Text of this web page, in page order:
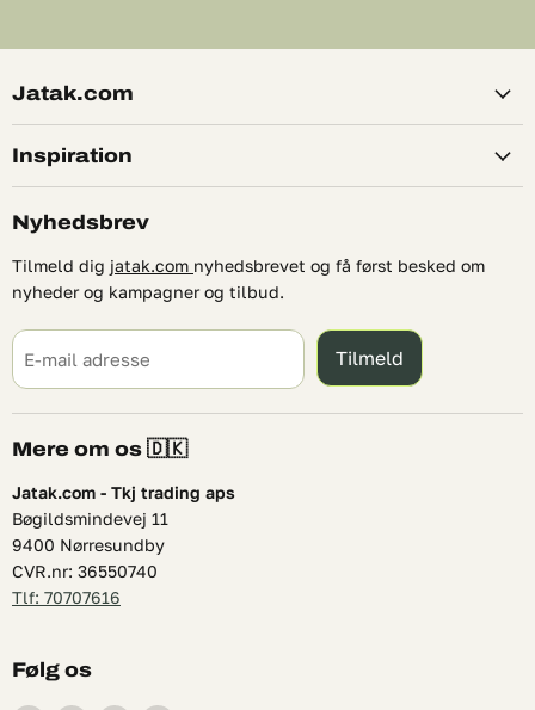
Jatak.com
Inspiration
Nyhedsbrev
Tilmeld dig jatak.com nyhedsbrevet og få først besked om
nyheder og kampagner og tilbud.
E-mail adresse Tilmeld
Mere om os 🇩🇰
Jatak.com - Tkj trading aps
Bøgildsmindevej 11
9400 Nørresundby
CVR.nr: 36550740
Tlf: 70707616
Følg os